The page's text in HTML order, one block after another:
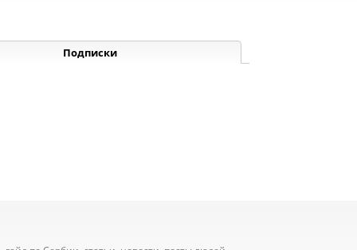
Подписки